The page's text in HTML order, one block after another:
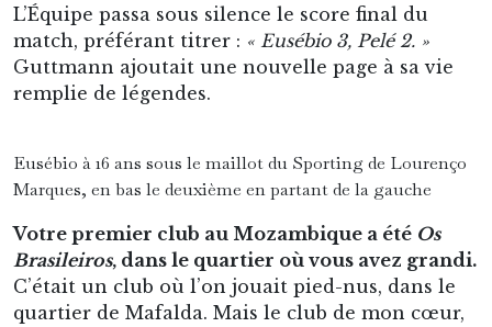
L’Équipe passa sous silence le score final du
match, préférant titrer : « Eusébio 3, Pelé 2. »
Guttmann ajoutait une nouvelle page à sa vie
remplie de légendes.
Eusébio à 16 ans sous le maillot du Sporting de Lourenço
Marques, en bas le deuxième en partant de la gauche
Votre premier club au Mozambique a été Os
Brasileiros, dans le quartier où vous avez grandi.
C’était un club où l’on jouait pied-nus, dans le
quartier de Mafalda. Mais le club de mon cœur,